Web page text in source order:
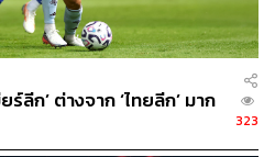
เดือนกุมภาพันธ์ ที่ยังคงออก
โดยหากพิจารณา PPI เมื่อ
ตัวถึง 0.6% ถือเป็นการเร่งตัว
รือนับตั้งเดือนสิงหาคมปีที่ผ่าน
การณ์ของทั้ง CPI และ PPI นั้น
ร์ลีก’ ต่างจาก ‘ไทยลีก’ มาก
323